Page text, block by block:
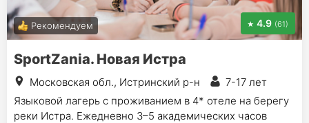
Рекомендуем 4.9 (61)
SportZania. Новая Истра
Московская обл., Истринский р-н
7-17 лет
Языковой лагерь с проживанием в 4* отеле на берегу
реки Истра. Ежедневно 3–5 академических часов